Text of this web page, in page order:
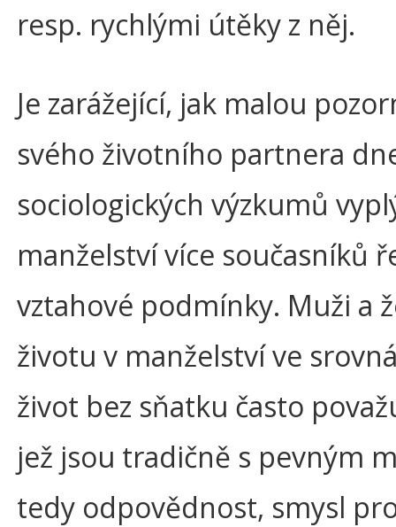
resp. rychlými útěky z něj.
Je zarážející, jak malou
svého životního partnera
sociologických výzkumů
manželství více současníků
vztahové podmínky. Muži a
životu v manželství ve
život bez sňatku často
jež jsou tradičně s pevným
tedy odpovědnost, smysl